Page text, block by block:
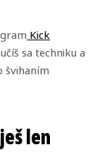
Kick
sa techniku a
švihaním
len